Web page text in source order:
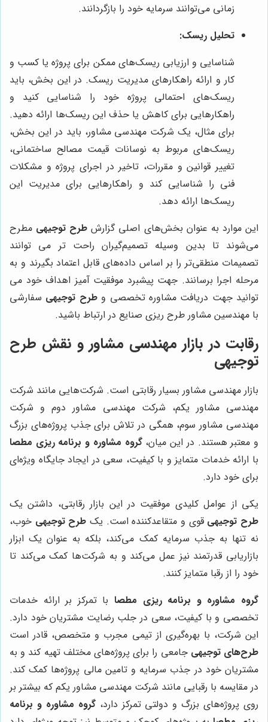
زمانی می‌توانند سرمایه خود را بازگردانند.
تحلیل ریسک:
شناسایی و ارزیابی ریسک‌های ممکن برای پروژه یا کسب و
کار و ارائه راهکارهای مدیریت ریسک. در این بخش، باید
ریسک‌های احتمالی پروژه خود را شناسایی کنید و
راهکارهایی برای کاهش یا حذف این ریسک‌ها ارائه دهید.
برای مثال، یک شرکت مهندسی مشاور، باید در این بخش،
ریسک‌های مربوط به نوسانات قیمت مصالح ساختمانی،
تغییر قوانین و مقررات، تاخیر در اجرای پروژه و مشکلات
فنی را شناسایی کند و راهکارهایی برای مدیریت این
ریسک‌ها ارائه دهد.
این موارد به عنوان بخش‌های اصلی گزارش طرح توجیهی مطرح
می‌شوند تا بدین وسیله تصمیم‌گیران راحت تر می توانند
تصمیمات منطقی‌تر را بر اساس داده‌های قابل اعتماد بگیرند و به
مرحله اجرا برسانند. جهت پیشبرد موفقیت آمیز اهداف خود می
توانید جهت دریافت مشاوره تخصصی وطرح توجیهی سفارشی
با مهندسین مشاور طرح ریزی صنایع در ارتباط باشید.
رقابت در بازار مهندسی مشاور و نقش طرح
توجیهی
بازار مهندسی مشاور بسیار رقابتی است. شرکت‌هایی مانند شرکت
مهندسی مشاور یکم، شرکت مهندسی مشاور دوم و شرکت
مهندسی مشاور سوم، همگی در تلاش برای جذب پروژه‌های بزرگ
و معتبر هستند. در این میان،گروه مشاوره و برنامه ریزی مطصا
با ارائه خدمات متمایز و با کیفیت، سعی در ایجاد جایگاه ویژه‌ای
برای خود دارد.
یکی از عوامل کلیدی موفقیت در این بازار رقابتی، داشتن یک
طرح توجیهی قوی و متقاعدکننده است. یک طرح توجیهی خوب،
نه تنها به جذب سرمایه کمک می‌کند، بلکه به عنوان یک ابزار
بازاریابی قدرتمند نیز عمل می‌کند و به شرکت‌ها کمک می‌کند تا
خود را از رقبا متمایز کنند.
گروه مشاوره و برنامه ریزی مطصا با تمرکز بر ارائه خدمات
تخصصی و با کیفیت، سعی در جلب رضایت مشتریان خود دارد.
این شرکت، با بهره‌گیری از تیمی مجرب و متخصص، قادر است
طرح‌های توجیهی جامعی را برای پروژه‌های مختلف تهیه کند و به
مشتریان خود در جذب سرمایه و تامین مالی پروژه‌ها کمک کند.
در مقایسه با رقبایی مانند شرکت مهندسی مشاور یکم که بیشتر بر
روی پروژه‌های بزرگ و دولتی تمرکز دارد،گروه مشاوره و برنامه